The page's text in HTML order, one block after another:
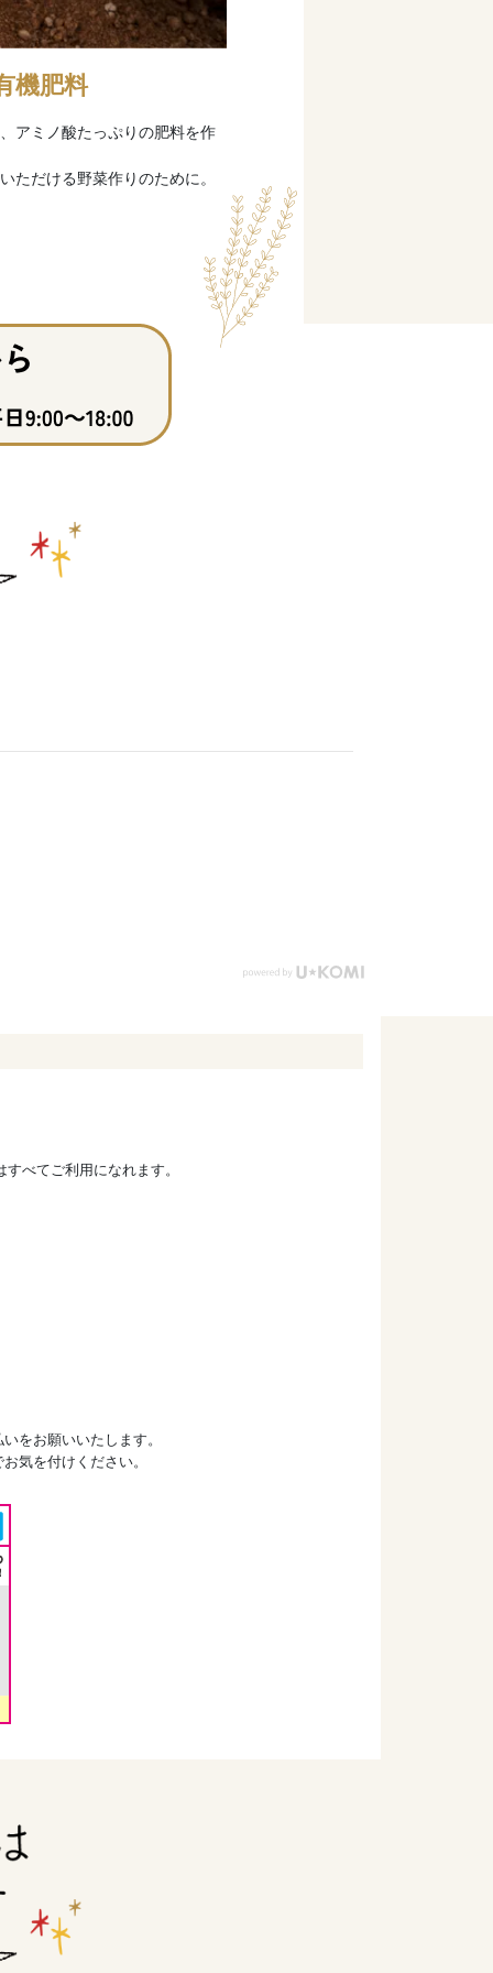
機肥料
アミノ酸たっぷりの肥料を作
ただける野菜作りのために。
べてご利用になれます。
をお願いいたします。
気を付けください。